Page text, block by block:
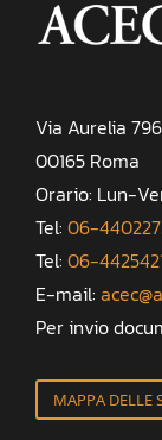
Via Aurelia 796
00165 Roma
Orario: Lun-
Tel: 06-
Tel: 06-
E-mail:
Per invio
MAPPA DELLE